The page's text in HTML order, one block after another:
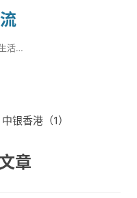
活…
到银香港（1）
章